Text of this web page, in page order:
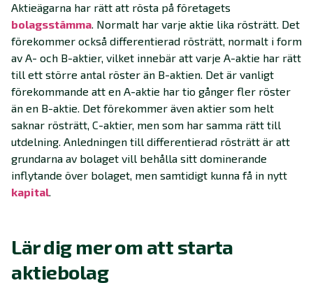
Aktieägarna har rätt att rösta på företagets
bolagsstämma. Normalt har varje aktie lika rösträtt. Det
förekommer också differentierad rösträtt, normalt i form
av A- och B-aktier, vilket innebär att varje A-aktie har rätt
till ett större antal röster än B-aktien. Det är vanligt
förekommande att en A-aktie har tio gånger fler röster
än en B-aktie. Det förekommer även aktier som helt
saknar rösträtt, C-aktier, men som har samma rätt till
utdelning. Anledningen till differentierad rösträtt är att
grundarna av bolaget vill behålla sitt dominerande
inflytande över bolaget, men samtidigt kunna få in nytt
kapital.
Lär dig mer om att starta
aktiebolag